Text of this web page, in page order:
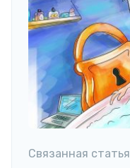
Связанная статья